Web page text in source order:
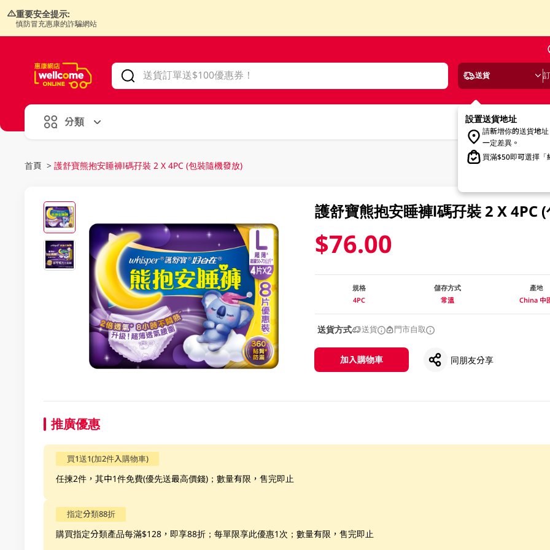
重要安全提示:
慎防冒充惠康的詐騙網站
送貨
設置送貨地址
請新增你的送貨地
一定差異。
買滿$50即可選擇「
分類
首頁 > 護舒寶熊抱安睡褲l碼孖裝 2 X 4PC (包裝隨機發放)
護舒寶熊抱安睡褲l碼孖裝 2 X 4PC
$76.00
規格
4PC
儲存方式
常溫
產地
China 中
送貨方式 送貨 門市自取
加入購物車 同朋友分享
推廣優惠
買1送1(加2件入購物車)
任揀2件，其中1件免費(優先送最高價錢)；數量有限，售完即止
指定分類88折
購買指定分類產品每滿$128，即享88折；每單限享此優惠1次；數量有限，售完即止